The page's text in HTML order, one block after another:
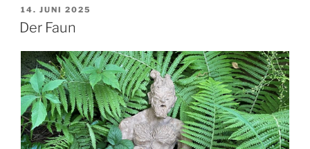
VERÖFFENTLICHT
AM
14. JUNI 2025
Der Faun